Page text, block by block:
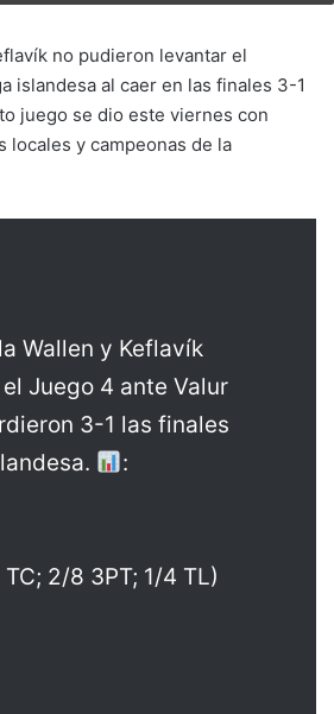
no pudieron levantar el
islandesa al caer en las finales 3-1
juego se dio este viernes con
locales y campeonas de la
Wallen y Keflavík
Juego 4 ante Valur
3-1 las finales
:
2/8 3PT; 1/4 TL)